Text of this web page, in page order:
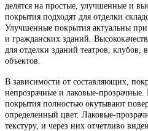
делятся на простые, улучшенные и
покрытия подходят для отделки
Улучшенные покрытия актуальны
и гражданских зданий.
для отделки зданий театров, клубов,
объектов.
В зависимости от составляющих,
непрозрачные и лаковые-
покрытия полностью окутывают
определенный цвет. Лаковые-
текстуру, и через них отчетливо